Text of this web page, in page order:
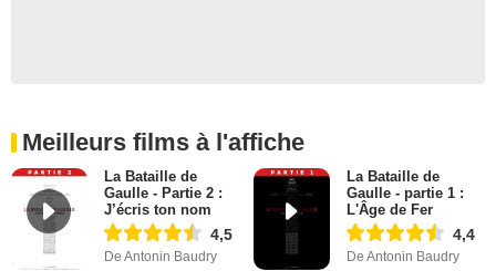
Meilleurs films à l'affiche
La Bataille de
Gaulle - Partie 2 :
J’écris ton nom
4,5
De Antonin Baudry
La Bataille de
Gaulle - partie 1 :
L'Âge de Fer
4,4
De Antonin Baudry